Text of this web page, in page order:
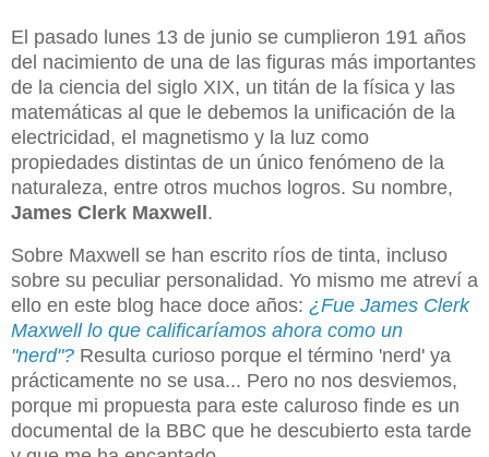
El pasado lunes 13 de junio se cumplieron 191 años
del nacimiento de una de las figuras más importantes
de la ciencia del siglo XIX, un titán de la física y las
matemáticas al que le debemos la unificación de la
electricidad, el magnetismo y la luz como
propiedades distintas de un único fenómeno de la
naturaleza, entre otros muchos logros. Su nombre,
James Clerk Maxwell .
Sobre Maxwell se han escrito ríos de tinta, incluso
sobre su peculiar personalidad. Yo mismo me atreví a
ello en este blog hace doce años: ¿Fue James Clerk
Maxwell lo que calificaríamos ahora como un
"nerd"? Resulta curioso porque el término 'nerd' ya
prácticamente no se usa... Pero no nos desviemos,
porque mi propuesta para este caluroso finde es un
documental de la BBC que he descubierto esta tarde